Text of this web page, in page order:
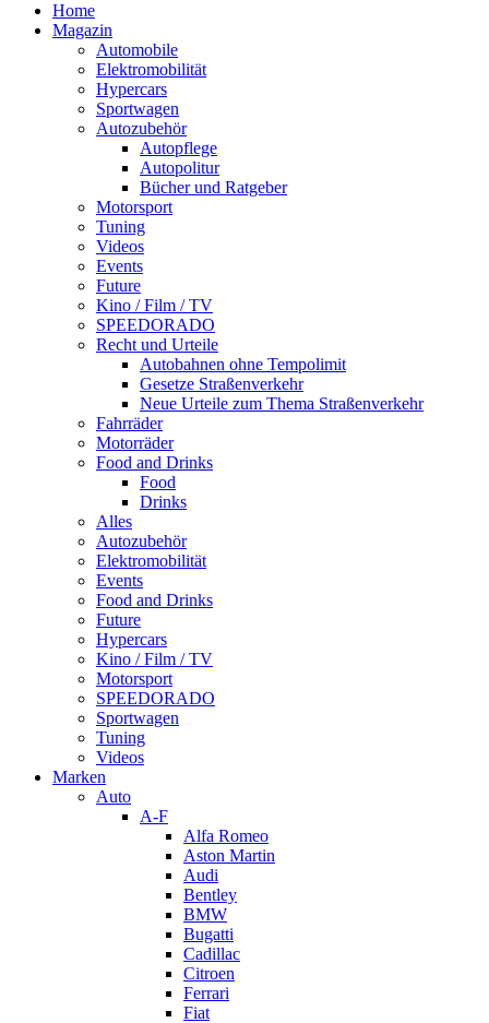
Home
Magazin
Automobile
Elektromobilität
Hypercars
Sportwagen
Autozubehör
Autopflege
Autopolitur
Bücher und Ratgeber
Motorsport
Tuning
Videos
Events
Future
Kino / Film / TV
SPEEDORADO
Recht und Urteile
Autobahnen ohne Tempolimit
Gesetze Straßenverkehr
Neue Urteile zum Thema Straßenverkehr
Fahrräder
Motorräder
Food and Drinks
Food
Drinks
Alles
Autozubehör
Elektromobilität
Events
Food and Drinks
Future
Hypercars
Kino / Film / TV
Motorsport
SPEEDORADO
Sportwagen
Tuning
Videos
Marken
Auto
A-F
Alfa Romeo
Aston Martin
Audi
Bentley
BMW
Bugatti
Cadillac
Citroen
Ferrari
Fiat